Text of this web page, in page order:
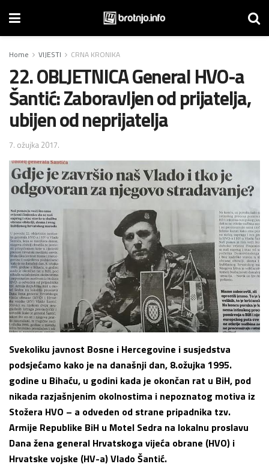
Home VIJESTI CRNA KRONIKA
22. OBLJETNICA General HVO-a
Šantić: Zaboravljen od prijatelja,
ubijen od neprijatelja
7. ožujka 2017.
Svekoliku javnost Bosne i Hercegovine i susjedstva
podsjećamo kako je na današnji dan, 8.ožujka 1995.
godine u Bihaću, u godini kada je okončan rat u BiH, pod
nikada razjašnjenim okolnostima i nepoznatog motiva iz
Stožera HVO – a odveden od strane pripadnika tzv.
Armije Republike BiH u Motel Sedra na lokalnu proslavu
Dana žena general Hrvatskoga vijeća obrane (HVO) i
Hrvatske vojske (HV-a) Vlado Šantić.